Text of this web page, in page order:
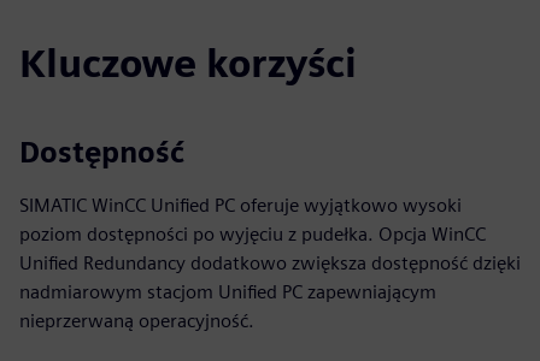
Kluczowe korzyści
Dostępność
SIMATIC WinCC Unified PC oferuje wyjątkowo wysoki
poziom dostępności po wyjęciu z pudełka. Opcja WinCC
Unified Redundancy dodatkowo zwiększa dostępność dzięki
nadmiarowym stacjom Unified PC zapewniającym
nieprzerwaną operacyjność.